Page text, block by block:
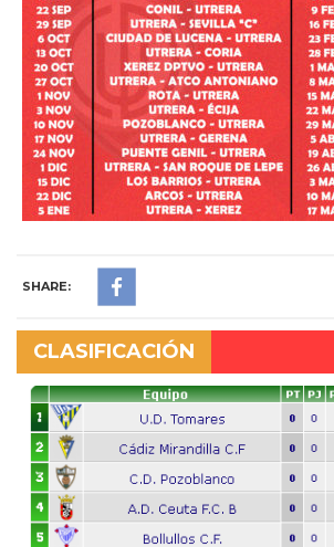
SHARE:
CLASIFICACIÓN